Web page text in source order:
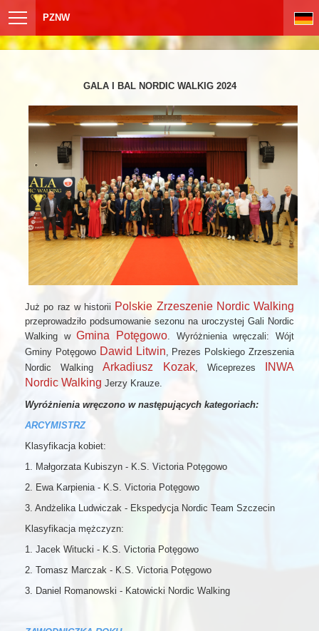
PZNW
GALA I BAL NORDIC WALKIG 2024
Już po raz w historii Polskie Zrzeszenie Nordic Walking
przeprowadziło podsumowanie sezonu na uroczystej Gali Nordic
Walking wGmina Potęgowo . Wyróżnienia wręczali: Wójt
Gminy Potęgowo Dawid Litwin , Prezes Polskiego Zrzeszenia
Nordic WalkingArkadiusz Kozak, Wiceprezes
INWA
Nordic Walking Jerzy Krauze.
Wyróżnienia wręczono w następujących kategoriach:
ARCYMISTRZ
Klasyfikacja kobiet:
1. Małgorzata Kubiszyn - K.S. Victoria Potęgowo
2. Ewa Karpienia - K.S. Victoria Potęgowo
3. Andżelika Ludwiczak - Ekspedycja Nordic Team Szczecin
Klasyfikacja mężczyzn:
1. Jacek Witucki - K.S. Victoria Potęgowo
2. Tomasz Marczak - K.S. Victoria Potęgowo
3. Daniel Romanowski - Katowicki Nordic Walking